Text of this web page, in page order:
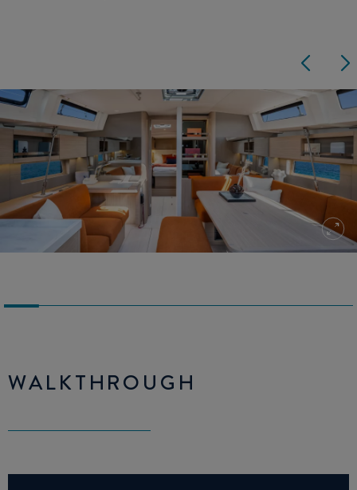
WALKTHROUGH